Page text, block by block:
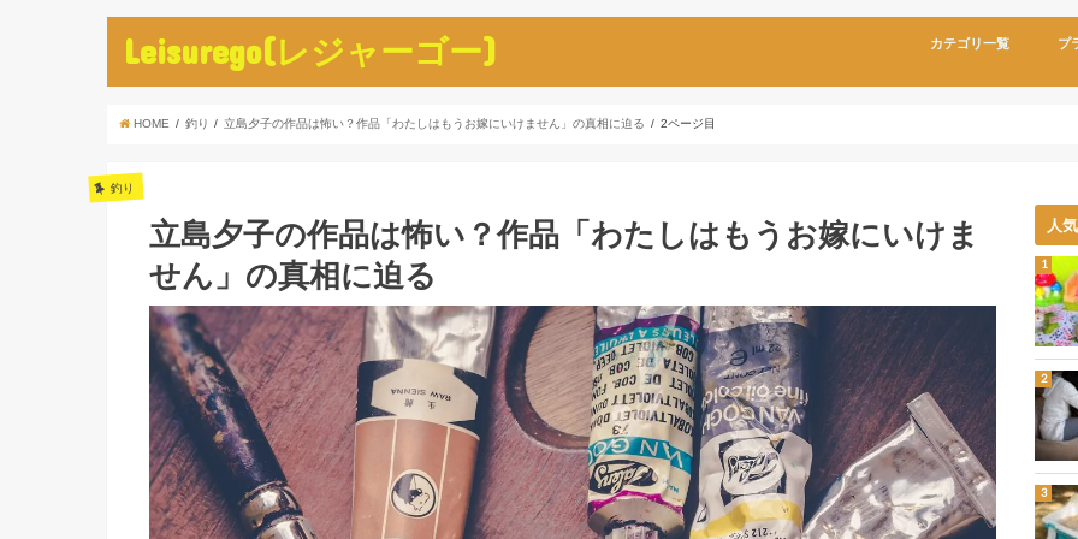
Leisurego(レジャーゴー) カテゴリ一覧 プ
HOME 釣り 立島夕子の作品は怖い？作品「わたしはもうお嫁にいけません」の真相に迫る 2ページ目
釣り
立島夕子の作品は怖い？作品「わたしはもうお嫁にいけま
せん」の真相に迫る
人